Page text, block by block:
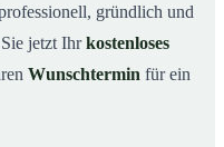
gründlich und
jetzt Ihrkostenloses
Wunschtermin für ein